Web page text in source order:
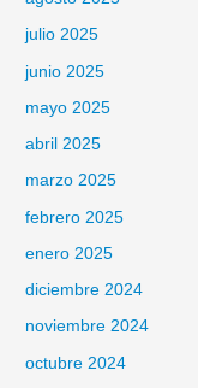
julio 2025
junio 2025
mayo 2025
abril 2025
marzo 2025
febrero 2025
enero 2025
diciembre 2024
noviembre 2024
octubre 2024